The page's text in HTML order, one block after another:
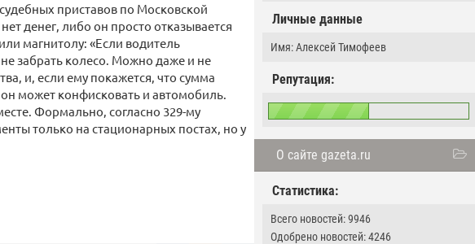
Личные данные
Имя: Алексей Тимофеев
Репутация:
О сайте gazeta.ru
Статистика:
Всего новостей: 9946
Одобрено новостей: 4246
приставов по Московской
денег, либо он просто отказывается
магнитолу: «Если водитель
забрать колесо. Можно даже и не
и, если ему покажется, что сумма
может конфисковать и автомобиль.
Формально, согласно 329-му
только на стационарных постах, но у